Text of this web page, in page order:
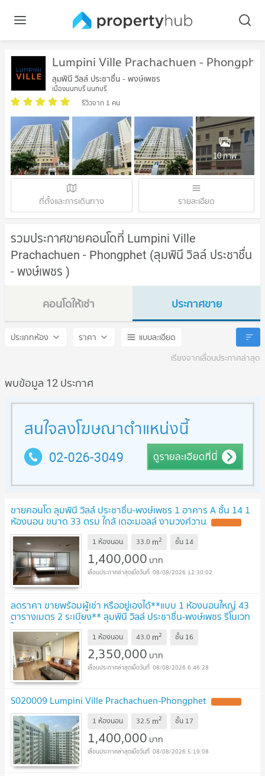
Lumpini Ville Prachachuen -
ลุมพินี วิลล์ ประชาชื่น - พงษ์เพชร
เมืองนนทบุรี นนทบุรี
รีวิวจาก 1 คน
10 ภาพ
ที่ตั้งและการเดินทาง รายละเอียด
รวมประกาศขายคอนโดที่ Lumpini Ville
Prachachuen - Phongphet (ลุมพินี วิลล์ ประชาชื่น
- พงษ์เพชร )
คอนโดให้เช่า
Lumpini Ville Prachachuen - Phongphet
ประกาศขาย
Lumpini Ville
ประเภทห้อง ราคา
แบบละเอียด
เรียงจากเลื่อนประกาศล่าสุด
พบข้อมูล 12 ประกาศ
ขายคอนโด ลุมพินี วิลล์ ประชาชื่น-พงษ์เพชร 1 อาคาร A ชั้น 14 1
ห้องนอน ขนาด 33 ตรม ใกล้ เดอะมอลล์ งามวงศ์วาน
1 ห้องนอน 33.0 m2 ชั้น 14
1,400,000 บาท
08/08/2026 12:30:02
ลดราคา ขายพร้อมผู้เช่า หรืออยู่เองได้**แบบ 1 ห้องนอนใหญ่ 43
ตารางเมตร 2 ระเบียง** ลุมพินี วิลล์ ประชาชื่น-พงษ์เพชร รีโนเวท
ใหม่ พร้อมอยู่รวมที่จอดรถ!!
1 ห้องนอน 43.0 m2 ชั้น 16
2,350,000 บาท
08/08/2026 6:46:28
S020009 Lumpini Ville Prachachuen-Phongphet
1 ห้องนอน 32.5 m2 ชั้น 17
1,400,000 บาท
08/08/2026 5:19:08